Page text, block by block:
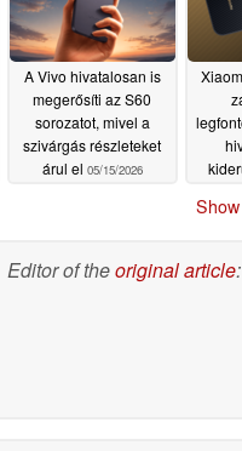
A Vivo hivatalosan is
megerősíti az S60
sorozatot, mivel a
szivárgás részleteket
árul el 05/15/2026
Editor of theoriginal article: